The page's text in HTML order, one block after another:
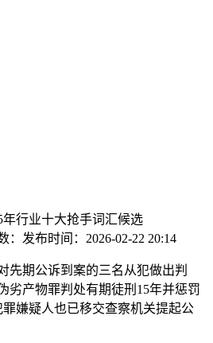
行业十大抢手词汇候选
： 发布时间： 2026-02-22 20:14
期公诉到案的三名从犯做出判
劣产物罪判处有期徒刑15年并惩罚
嫌疑人也已移交查察机关提起公